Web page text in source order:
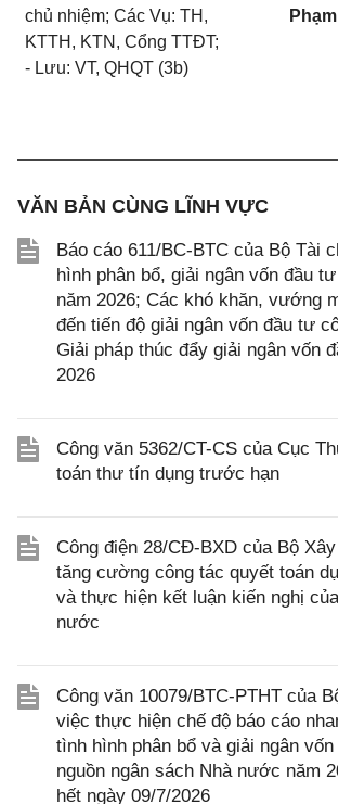
chủ nhiệm; Các Vụ: TH,
KTTH, KTN, Cổng TTĐT;
- Lưu: VT, QHQT (3b)
VĂN BẢN CÙNG LĨNH VỰC
Báo cáo 611/BC-BTC của Bộ Tài
hình phân bổ, giải ngân vốn đầu
năm 2026; Các khó khăn, vướng
đến tiến độ giải ngân vốn đầu tư
Giải pháp thúc đẩy giải ngân vốn
2026
Công văn 5362/CT-CS của Cục
toán thư tín dụng trước hạn
Công điện 28/CĐ-BXD của Bộ
tăng cường công tác quyết toán
và thực hiện kết luận kiến nghị
nước
Công văn 10079/BTC-PTHT của
việc thực hiện chế độ báo cáo
tình hình phân bổ và giải ngân
nguồn ngân sách Nhà nước năm
hết ngày 09/7/2026